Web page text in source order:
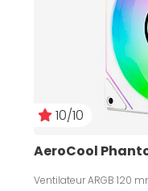
10/10
AeroCool
Ventilateur ARGB 120